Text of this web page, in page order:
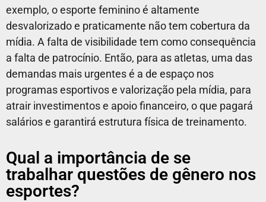
exemplo, o esporte feminino é altamente
desvalorizado e praticamente não tem cobertura da
mídia. A falta de visibilidade tem como consequência
a falta de patrocínio. Então, para as atletas, uma das
demandas mais urgentes é a de espaço nos
programas esportivos e valorização pela mídia, para
atrair investimentos e apoio financeiro, o que pagará
salários e garantirá estrutura física de treinamento.
Qual a importância de se
trabalhar questões de gênero nos
esportes?